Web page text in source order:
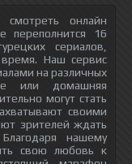
смотреть онлайн
переполнится 16
сериалов,
Наш сервис
на различных
или домашняя
могут стать
своими
зрителей ждать
нашему
свою любовь к